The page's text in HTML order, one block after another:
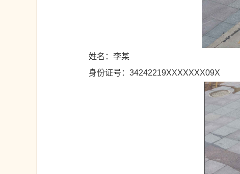
姓名：李某
身份证号：34242219XXXXXXX09X